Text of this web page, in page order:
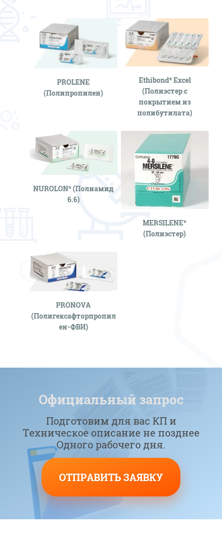
PROLENE
(Полипропилен)
Ethibond* Excel
(Полиэстер с
покрытием из
полибутилата)
NUROLON* (Полиамид
6.6)
MERSILENE*
(Полиэстер)
PRONOVA
(Полигексафторпропил
ен-ФВИ)
Официальный запрос
Подготовим для вас КП и
Техническое описание не позднее
Одного рабочего дня.
ОТПРАВИТЬ ЗАЯВКУ